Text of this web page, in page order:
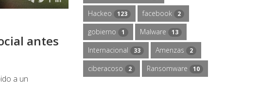
antes
a un
Hackeo 123 facebook 2
gobierno 1 Malware 13
Internacional 33 Amenzas 2
ciberacoso 2 Ransomware 10